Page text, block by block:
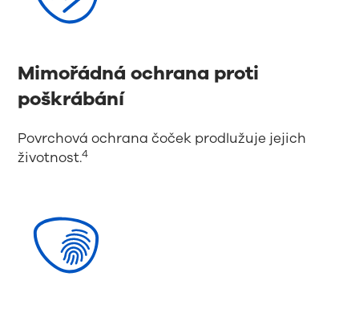
Mimořádná ochrana proti
poškrábání
Povrchová ochrana čoček prodlužuje jejich
životnost.4